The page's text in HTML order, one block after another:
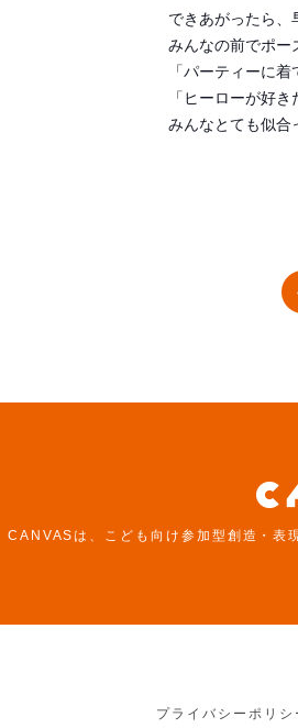
できあがったら、
みんなの前でポー
「パーティーに
「ヒーローが好
みんなとても似合
CANVASは、こども向け参加型創造・表
プライバシーポリ